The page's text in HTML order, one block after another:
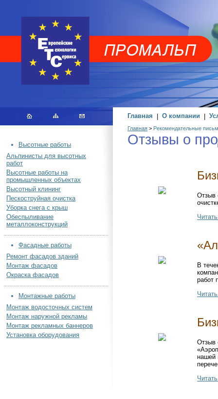
Главная О компании
Высотные работы
Альпинисты для высотных
работ
Высотные работы на
промышленных объектах
Высотный клининг
Пескоструйная очистка
Уборка снега с крыш
Обеспыливание
металлоконструкций
Фасадные работы
Ремонт фасадов зданий
Монтаж фасадов
Окраска фасадов
Монтажные работы
Монтаж водосточных систем
Монтаж наружной рекламы
Монтаж рекламных баннеров
Установка оборудования
Главная > Рекомендательные
Отзывы о
Отзыв
В
работ
Отзыв
нашей